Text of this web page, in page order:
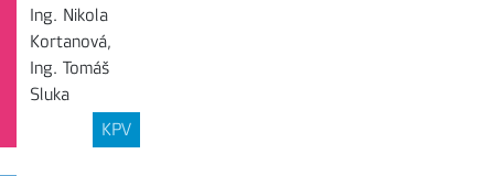
Ing. Nikola
Kortanová,
Ing. Tomáš
Sluka
KPV